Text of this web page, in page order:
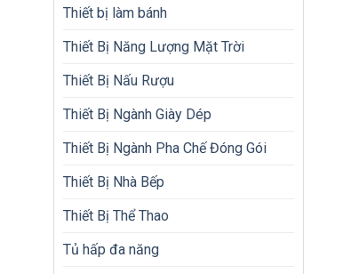
Thiết bị làm bánh
Thiết Bị Năng Lượng Mặt Trời
Thiết Bị Nấu Rượu
Thiết Bị Ngành Giày Dép
Thiết Bị Ngành Pha Chế Đóng Gói
Thiết Bị Nhà Bếp
Thiết Bị Thể Thao
Tủ hấp đa năng